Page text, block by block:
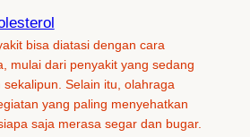
bisa diatasi dengan cara
mulai dari penyakit yang sedang
Selain itu, olahraga
yang paling menyehatkan
saja merasa segar dan bugar.